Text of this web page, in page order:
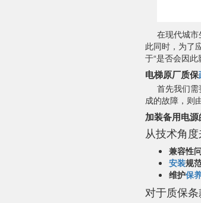
在现代城
此同时，为了
于“是否会因此
电梯原厂质保
首先我们
成的故障，则
加装备用电
从技术角
兼容性
安装规
维护保
对于质保